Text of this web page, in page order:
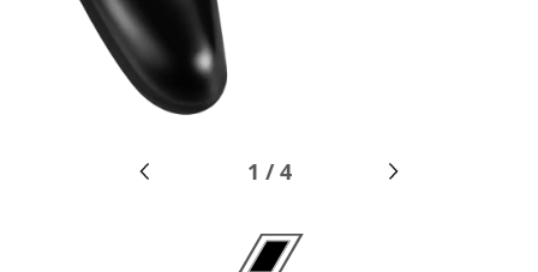
1 /4